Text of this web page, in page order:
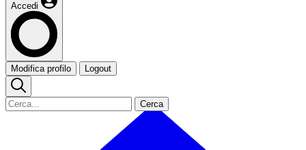
Accedi
Modifica profilo Logout
Cerca